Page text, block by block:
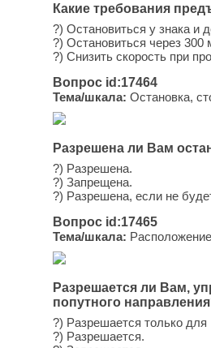
Какие требования
?) Остановиться у знака и
?) Остановиться через 300
?) Снизить скорость при
Вопрос id:17464
Тема/шкала: Остановка,
Разрешена ли Вам
?) Разрешена.
?) Запрещена.
?) Разрешена, если не
Вопрос id:17465
Тема/шкала:
Разрешается ли Вам,
попутного
?) Разрешается только для
?) Разрешается.